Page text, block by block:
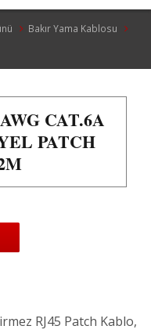
Bakır Yama Kablosu
CAT.6A
PATCH
RJ45 Patch Kablo,